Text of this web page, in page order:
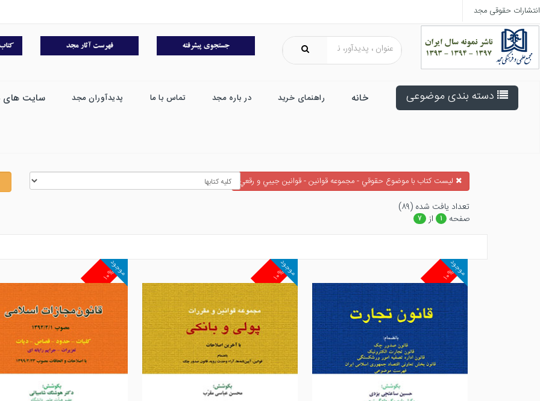
انتشارات حقوقی مجد
دسته بندی موضوعی خانه راهنمای خرید در باره مجد تماس با ما پدیدآوران مجد سایت های
ليست كتاب با موضوع حقوقي - مجموعه قوانين - قوانين جيبي و رقعي
تعداد يافت شده (۸۹)
صفحه
۱ از ۷
۱۰%
موجود ۱۰%
موجود ۱۰%
موجود